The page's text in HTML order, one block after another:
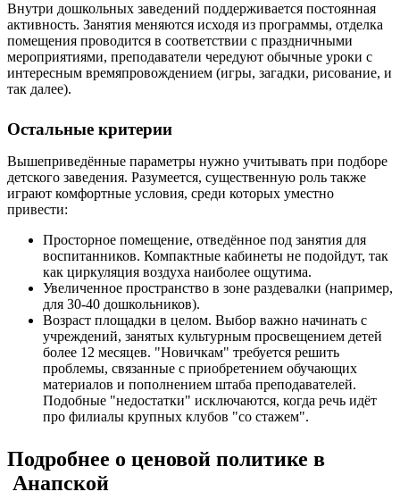
Внутри дошкольных заведений поддерживается постоянная
активность. Занятия меняются исходя из программы, отделка
помещения проводится в соответствии с праздничными
мероприятиями, преподаватели чередуют обычные уроки с
интересным времяпровождением (игры, загадки, рисование, и
так далее).
Остальные критерии
Вышеприведённые параметры нужно учитывать при подборе
детского заведения. Разумеется, существенную роль также
играют комфортные условия, среди которых уместно
привести:
Просторное помещение, отведённое под занятия для
воспитанников. Компактные кабинеты не подойдут, так
как циркуляция воздуха наиболее ощутима.
Увеличенное пространство в зоне раздевалки (например,
для 30-40 дошкольников).
Возраст площадки в целом. Выбор важно начинать с
учреждений, занятых культурным просвещением детей
более 12 месяцев. "Новичкам" требуется решить
проблемы, связанные с приобретением обучающих
материалов и пополнением штаба преподавателей.
Подобные "недостатки" исключаются, когда речь идёт
про филиалы крупных клубов "со стажем".
Подробнее о ценовой политике в
Анапской